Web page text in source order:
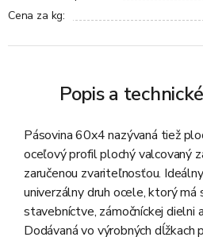
Cena za kg:
Popis a
Pásovina 60x4 nazývaná tiež
oceľový profil plochý valcovaný
zaručenou zvariteľnosťou.
univerzálny druh ocele, ktorý má
stavebníctve, zámočníckej dielni
Dodávaná vo výrobných dĺžkach